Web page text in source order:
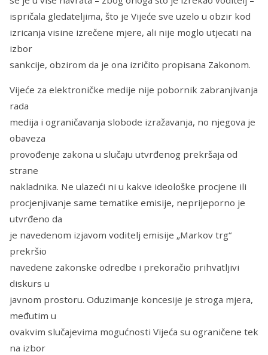
ispričala gledateljima, što je Vijeće sve uzelo u obzir kod
izricanja visine izrečene mjere, ali nije moglo utjecati na
izbor
sankcije, obzirom da je ona izričito propisana Zakonom.
Vijeće za elektroničke medije nije pobornik zabranjivanja
rada
medija i ograničavanja slobode izražavanja, no njegova je
obaveza
provođenje zakona u slučaju utvrđenog prekršaja od
strane
nakladnika. Ne ulazeći ni u kakve ideološke procjene ili
procjenjivanje same tematike emisije, neprijeporno je
utvrđeno da
je navedenom izjavom voditelj emisije „Markov trg“
prekršio
navedene zakonske odredbe i prekoračio prihvatljivi
diskurs u
javnom prostoru. Oduzimanje koncesije je stroga mjera,
međutim u
ovakvim slučajevima mogućnosti Vijeća su ograničene tek
na izbor